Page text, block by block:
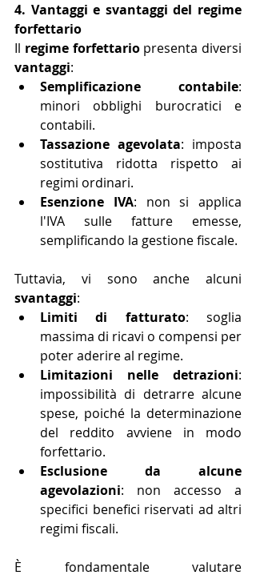
4. Vantaggi e svantaggi del regime
forfettario
Il regime forfettario
vantaggi:
Semplificazione contabile:
minori obblighi burocratici e
contabili.
Tassazione agevolata: imposta
sostitutiva ridotta rispetto ai
regimi ordinari.
Esenzione IVA: non si applica
l'IVA sulle fatture emesse,
semplificando la gestione fiscale.
svantaggi:
Limiti di fatturato: soglia
massima di ricavi o compensi per
poter aderire al regime.
Limitazioni nelle detrazioni:
impossibilità di detrarre alcune
spese, poiché la determinazione
del reddito avviene in modo
forfettario.
Esclusione da alcune
agevolazioni: non accesso a
specifici benefici riservati ad altri
regimi fiscali.
È fondamentale valutare